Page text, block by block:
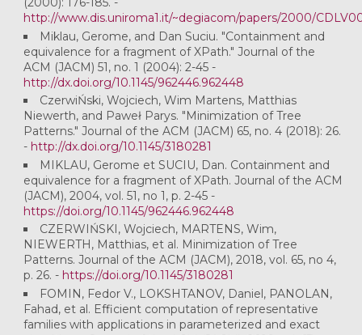
http://www.dis.uniroma1.it/~degiacom/papers/2000/
Miklau, Gerome, and Dan Suciu. "Containment and
equivalence for a fragment of XPath." Journal of the
ACM (JACM) 51, no. 1 (2004): 2-45 -
http://dx.doi.org/10.1145/962446.962448
CzerwiŃski, Wojciech, Wim Martens, Matthias
Niewerth, and Paweł Parys. "Minimization of Tree
Patterns." Journal of the ACM (JACM) 65, no. 4 (2018): 26.
- http://dx.doi.org/10.1145/3180281
MIKLAU, Gerome et SUCIU, Dan. Containment and
equivalence for a fragment of XPath. Journal of the ACM
(JACM), 2004, vol. 51, no 1, p. 2-45 -
https://doi.org/10.1145/962446.962448
CZERWIŃSKI, Wojciech, MARTENS, Wim,
NIEWERTH, Matthias, et al. Minimization of Tree
Patterns. Journal of the ACM (JACM), 2018, vol. 65, no 4,
p. 26. - https://doi.org/10.1145/3180281
FOMIN, Fedor V., LOKSHTANOV, Daniel, PANOLAN,
Fahad, et al. Efficient computation of representative
families with applications in parameterized and exact